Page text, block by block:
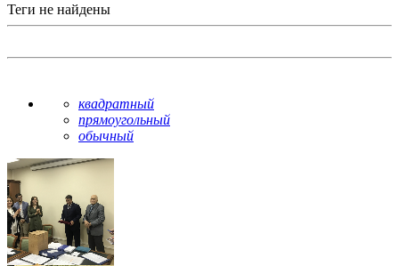
Теги не найдены
квадратный
прямоугольный
обычный